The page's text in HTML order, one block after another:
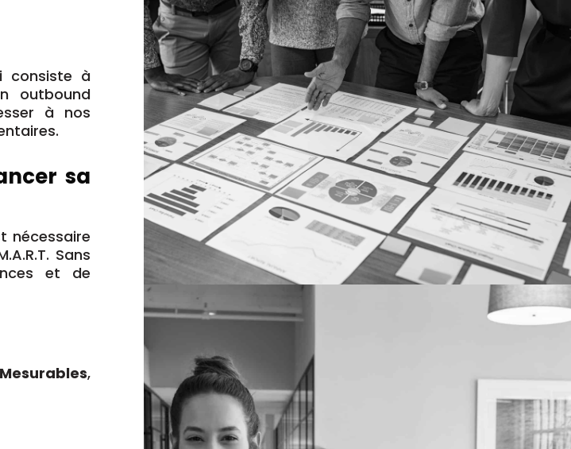
consiste à
outbound
à nos
sa
nécessaire
Sans
et de
Mesurables,
STRATEGIC PLANNING
More details Case study